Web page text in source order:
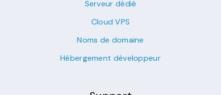
Serveur dédié
Cloud VPS
Noms de domaine
Hébergement développeur